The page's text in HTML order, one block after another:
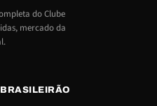
do Clube
mercado da
BRASILEIRÃO